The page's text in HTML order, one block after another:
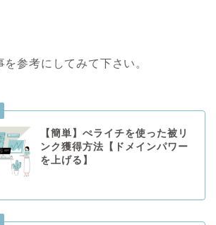
参考にしてみて下さい。
【簡単】ぺライチを使った被リ
ンク獲得方法【ドメインパワー
を上げる】